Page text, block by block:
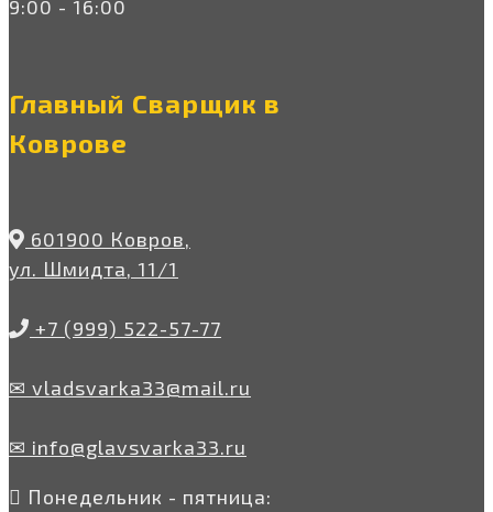
9:00 - 16:00
Главный Сварщик в
Коврове
601900 Ковров,
ул. Шмидта, 11/1
+7 (999) 522-57-77
✉ vladsvarka33@mail.ru
✉ info@glavsvarka33.ru
Понедельник - пятница: